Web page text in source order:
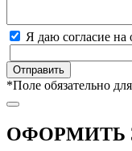
Я даю согласие на
*Поле обязательно
ОФОРМИТЬ